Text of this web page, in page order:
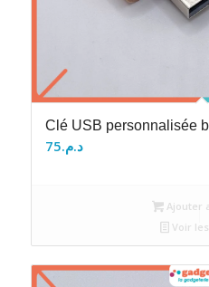
Clé USB personnalisée
د.م.75
Ajouter
Voir